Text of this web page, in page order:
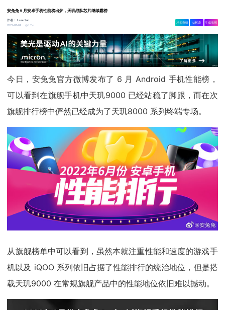
安兔兔 6 月安卓手机性能榜出炉，天玑战队芯片继续霸榜
作者：Laze Sun
2022-07-01
6.7w
相关舆情 AI解读 生成海报
今日，安兔兔官方微博发布了 6 月 Android 手机性能榜，
可以看到在旗舰手机中天玑9000 已经站稳了脚跟，而在次
旗舰排行榜中俨然已经成为了天玑8000 系列终端专场。
从旗舰榜单中可以看到，虽然本就注重性能和速度的游戏手
机以及 iQOO 系列依旧占据了性能排行的统治地位，但是搭
载天玑9000 在常规旗舰产品中的性能地位依旧难以撼动。